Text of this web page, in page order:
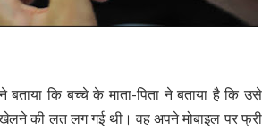
बताया कि बच्चे के माता-पिता ने बताया है कि उसे
की लत लग गई थी। वह अपने मोबाइल पर फ्री